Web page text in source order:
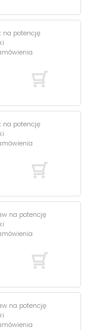
na potencję
na potencję
na potencję
na potencję